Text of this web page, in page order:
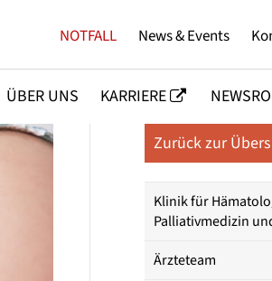
ÜBER UNS KARRIERE
NOTFALL News & Events
Zurück zur
Klinik für
Palliativmedizin
Ärzteteam